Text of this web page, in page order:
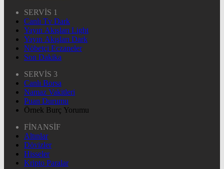
SERVİS 1
Canlı Tv Dark
Yayın Akışları Light
Yayın Akışları Dark
Nöbetçi Eczaneler
Son Dakika
SERVİS 3
Canlı Borsa
Namaz Vakitleri
Puan Durumu
Örnek Burç Yorumu
FİNANSİF
Altınlar
Dövizler
Hisseler
Kripto Paralar